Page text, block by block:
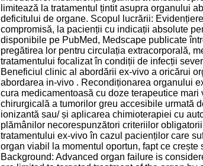
limitează la tratamentul țintit asupra organului
deficitului de organe. Scopul lucrării:
compromisă, la pacienții cu indicații absolute
disponibile pe PubMed, Medscape publicate
pregătirea lor pentru circulația extracorporală,
tratamentului focalizat în condiții de infecții
Beneficiul clinic al abordării ex-vivo a oricărui
abordarea in-vivo . Recondiționarea organului
cura medicamentoasă cu doze terapeutice
chirurgicală a tumorilor greu accesibile urmată
ionizantă sau/ și aplicarea chimioterapiei cu
plămânilor necorespunzători criteriilor
tratamentului ex-vivo în cazul pacienților care
organ viabil la momentul oportun, fapt ce crește
Background: Advanced organ failure is